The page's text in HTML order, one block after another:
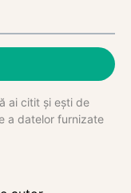
ai citit și ești de
a datelor furnizate